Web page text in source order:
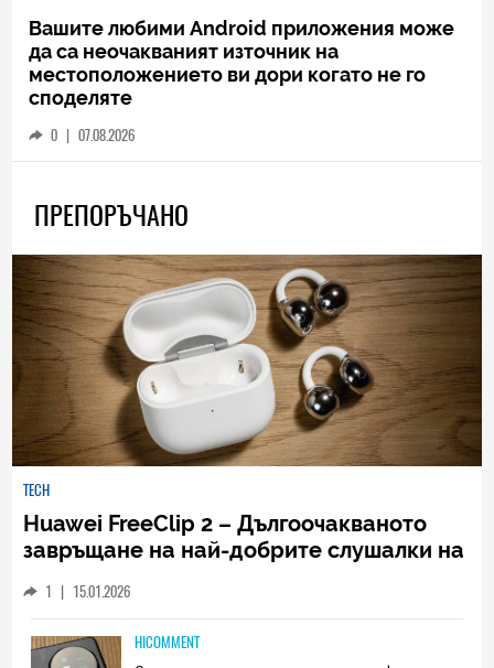
Вашите любими Android приложения може
да са неочакваният източник на
местоположението ви дори когато не го
споделяте
0 | 07.08.2026
ПРЕПОРЪЧАНО
TECH
Huawei FreeClip 2 – Дългоочакваното
завръщане на най-добрите слушалки на
1 | 15.01.2026
HICOMMENT